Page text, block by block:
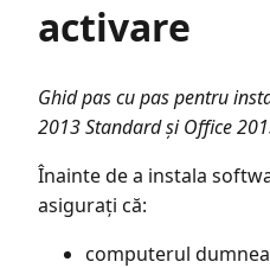
activare
Ghid pas cu pas pentru
2013 Standard și Office
Înainte de a instala
asigurați că:
computerul